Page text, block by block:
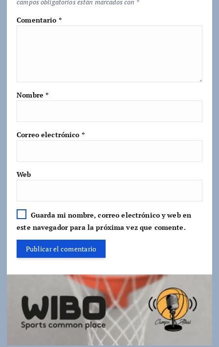
Comentario *
Nombre*
Correo electrónico *
Web
Guarda mi nombre, correo electrónico y web en
este navegador para la próxima vez que comente.